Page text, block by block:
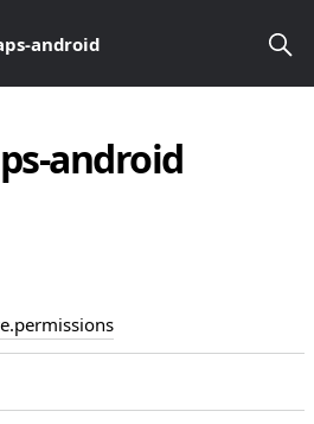
android
android